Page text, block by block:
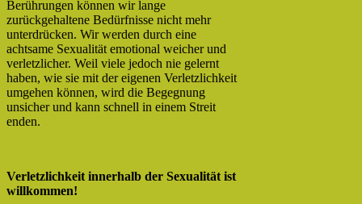
Berührungen können wir lange
zurückgehaltene Bedürfnisse nicht mehr
unterdrücken. Wir werden durch eine
achtsame Sexualität emotional weicher und
verletzlicher. Weil viele jedoch nie gelernt
haben, wie sie mit der eigenen Verletzlichkeit
umgehen können, wird die Begegnung
unsicher und kann schnell in einem Streit
enden.
Verletzlichkeit innerhalb der Sexualität ist
willkommen!